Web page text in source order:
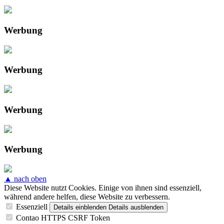
Werbung
Werbung
Werbung
Werbung
▲ nach oben
Diese Website nutzt Cookies. Einige von ihnen sind essenziell,
während andere helfen, diese Website zu verbessern.
Essenziell
Details einblenden Details ausblenden
Contao HTTPS CSRF Token